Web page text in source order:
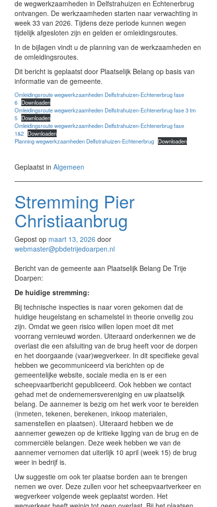
de wegwerkzaamheden in Delfstrahuizen en Echtenerbrug
ontvangen. De werkzaamheden starten naar verwachting in
week 33 van 2026. Tijdens deze periode kunnen wegen
tijdelijk afgesloten zijn en gelden er omleidingsroutes.
In de bijlagen vindt u de planning van de werkzaamheden en
de omleidingsroutes.
Dit bericht is geplaatst door Plaatselijk Belang op basis van
informatie van de gemeente.
Omleidingsroute wegwerkzaamheden Delfstrahuizen-Echtenerbrug fase
6 Downloaden
Omleidingsroute wegwerkzaamheden Delfstrahuizen-Echtenerbrug fase 3 tm
5 Downloaden
Omleidingsroute wegwerkzaamheden Delfstrahuizen-Echtenerbrug fase
1&2 Downloaden
Planning wegwerkzaamheden Delfstrahuizen-Echtenerbrug Downloaden
Geplaatst in Algemeen
Stremming Pier
Christiaanbrug
Gepost op maart 13, 2026 door
webmaster@pbdetrijedoarpen.nl
Bericht van de gemeente aan Plaatselijk Belang De Trije
Doarpen:
De huidige stremming:
Bij technische inspecties is naar voren gekomen dat de
huidige heugelstang en schamelstel in theorie onveilig zou
zijn. Omdat we geen risico willen lopen moet dit met
voorrang vernieuwd worden. Uiteraard onderkennen we de
overlast die een afsluiting van de brug heeft voor de dorpen
en het doorgaande (vaar)wegverkeer. In dit specifieke geval
hebben we gecommuniceerd via berichten op de
gemeentelijke website, sociale media en is er een
scheepvaartbericht gepubliceerd. Ook hebben we contact
gehad met de ondernemersvereniging en uw plaatselijk
belang. De aannemer is bezig om het werk voor te bereiden
(inmeten, tekenen, berekenen, inkoop materialen,
samenstellen en plaatsen). Uiteraard hebben we de
aannemer gewezen op de kritieke ligging van de brug en de
commerciële belangen. Deze week hebben we van de
aannemer vernomen dat uiterlijk 10 april (week 15) de brug
weer in bedrijf is.
Uw suggestie om ook ter plaatse borden aan te brengen
nemen we over. Deze zullen voor het scheepvaartverkeer en
wegverkeer volgende week geplaatst worden. Het